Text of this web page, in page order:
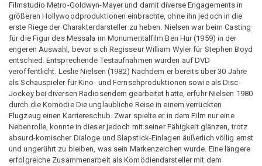
Filmstudio Metro-Goldwyn-Mayer und damit diverse Engagements in
größeren Hollywoodproduktionen einbrachte, ohne ihn jedoch in die
erste Riege der Charakterdarsteller zu heben. Nielsen war beim Casting
für die Figur des Messala im Monumentalfilm Ben Hur (1959) in der
engeren Auswahl, bevor sich Regisseur William Wyler für Stephen Boyd
entschied. Entsprechende Testaufnahmen wurden auf DVD
veröffentlicht. Leslie Nielsen (1982) Nachdem er bereits über 30 Jahre
als Schauspieler für Kino- und Fernsehproduktionen sowie als Disc-
Jockey bei diversen Radiosendern gearbeitet hatte, erfuhr Nielsen 1980
durch die Komödie Die unglaubliche Reise in einem verrückten
Flugzeug einen Karriereschub. Zwar spielte er in dem Film nur eine
Nebenrolle, konnte in dieser jedoch mit seiner Fähigkeit glänzen, trotz
absurd-komischer Dialoge und Slapstick-Einlagen äußerlich völlig ernst
und ungerührt zu bleiben, was sein Markenzeichen wurde. Eine längere
erfolgreiche Zusammenarbeit als Komödiendarsteller mit dem